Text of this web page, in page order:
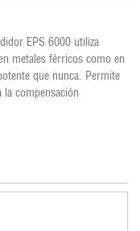
EPS 6000 utiliza
metales férricos como en
que nunca. Permite
la compensación